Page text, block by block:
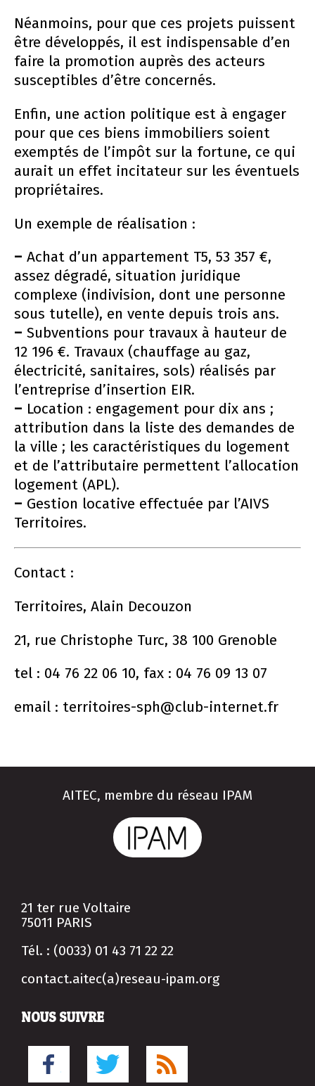
Néanmoins, pour que ces projets puissent
être développés, il est indispensable d’en
faire la promotion auprès des acteurs
susceptibles d’être concernés.
Enfin, une action politique est à engager
pour que ces biens immobiliers soient
exemptés de l’impôt sur la fortune, ce qui
aurait un effet incitateur sur les éventuels
propriétaires.
Un exemple de réalisation :
– Achat d’un appartement T5, 53 357 €,
assez dégradé, situation juridique
complexe (indivision, dont une personne
sous tutelle), en vente depuis trois ans.
– Subventions pour travaux à hauteur de
12 196 €. Travaux (chauffage au gaz,
électricité, sanitaires, sols) réalisés par
l’entreprise d’insertion EIR.
– Location : engagement pour dix ans ;
attribution dans la liste des demandes de
la ville ; les caractéristiques du logement
et de l’attributaire permettent l’allocation
logement (APL).
– Gestion locative effectuée par l’AIVS
Territoires.
Contact :
Territoires, Alain Decouzon
21, rue Christophe Turc, 38 100 Grenoble
tel : 04 76 22 06 10, fax : 04 76 09 13 07
email : territoires-sph@club-internet.fr
AITEC, membre du réseau IPAM
21 ter rue Voltaire
75011 PARIS
Tél. : (0033) 01 43 71 22 22
contact.aitec(a)reseau-ipam.org
NOUS SUIVRE